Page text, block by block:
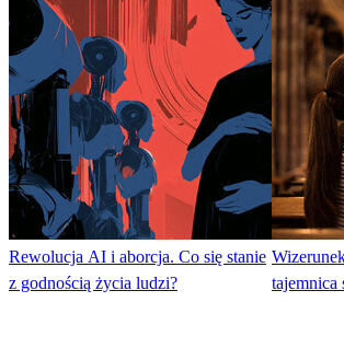
Rewolucja AI i aborcja. Co się stanie
z godnością życia ludzi?
tajemnica